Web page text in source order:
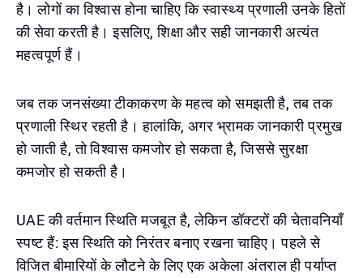
है। लोगों का विश्वास होना चाहिए कि स्वास्थ्य प्रणाली उनके हितों
की सेवा करती है। इसलिए, शिक्षा और सही जानकारी अत्यंत
महत्वपूर्ण हैं।
जब तक जनसंख्या टीकाकरण के महत्व को समझती है, तब तक
प्रणाली स्थिर रहती है। हालांकि, अगर भ्रामक जानकारी प्रमुख
हो जाती है, तो विश्वास कमजोर हो सकता है, जिससे सुरक्षा
कमजोर हो सकती है।
UAE की वर्तमान स्थिति मजबूत है, लेकिन डॉक्टरों की चेतावनियाँ
स्पष्ट हैं: इस स्थिति को निरंतर बनाए रखना चाहिए। पहले से
विजित बीमारियों के लौटने के लिए एक अकेला अंतराल ही पर्याप्त